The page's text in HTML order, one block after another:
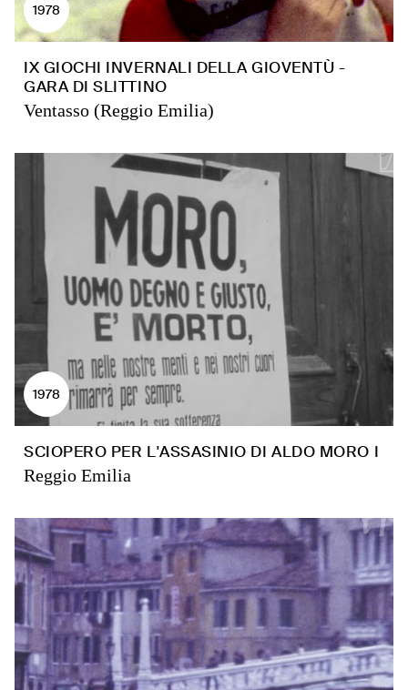
1978
IX GIOCHI INVERNALI DELLA GIOVENTÙ -
GARA DI SLITTINO
Ventasso (Reggio Emilia)
1978
SCIOPERO PER L'ASSASINIO DI ALDO MORO I
Reggio Emilia